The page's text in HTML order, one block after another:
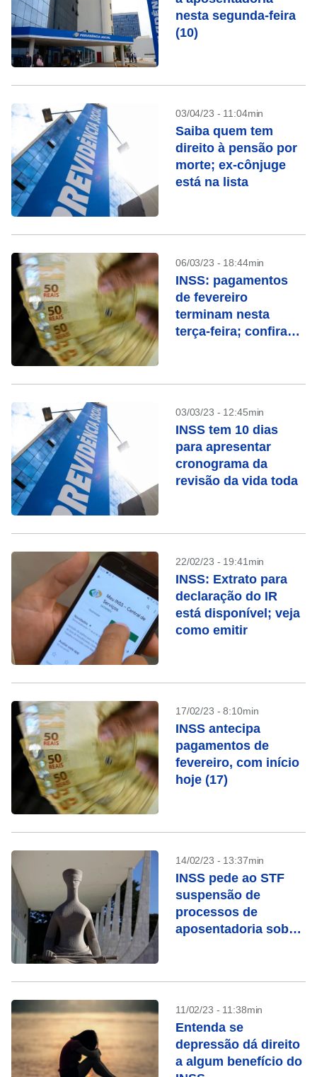
nesta segunda-feira
(10)
03/04/23 - 11:04min
Saiba quem tem
direito à pensão por
morte; ex-cônjuge
está na lista
06/03/23 - 18:44min
INSS: pagamentos
de fevereiro
terminam nesta
terça-feira; confira
03/03/23 - 12:45min
INSS tem 10 dias
para apresentar
cronograma da
revisão da vida toda
22/02/23 - 19:41min
INSS: Extrato para
declaração do IR
está disponível; veja
como emitir
17/02/23 - 8:10min
INSS antecipa
pagamentos de
fevereiro, com início
hoje (17)
14/02/23 - 13:37min
INSS pede ao STF
suspensão de
processos de
aposentadoria sob
11/02/23 - 11:38min
Entenda se
depressão dá direito
a algum benefício do